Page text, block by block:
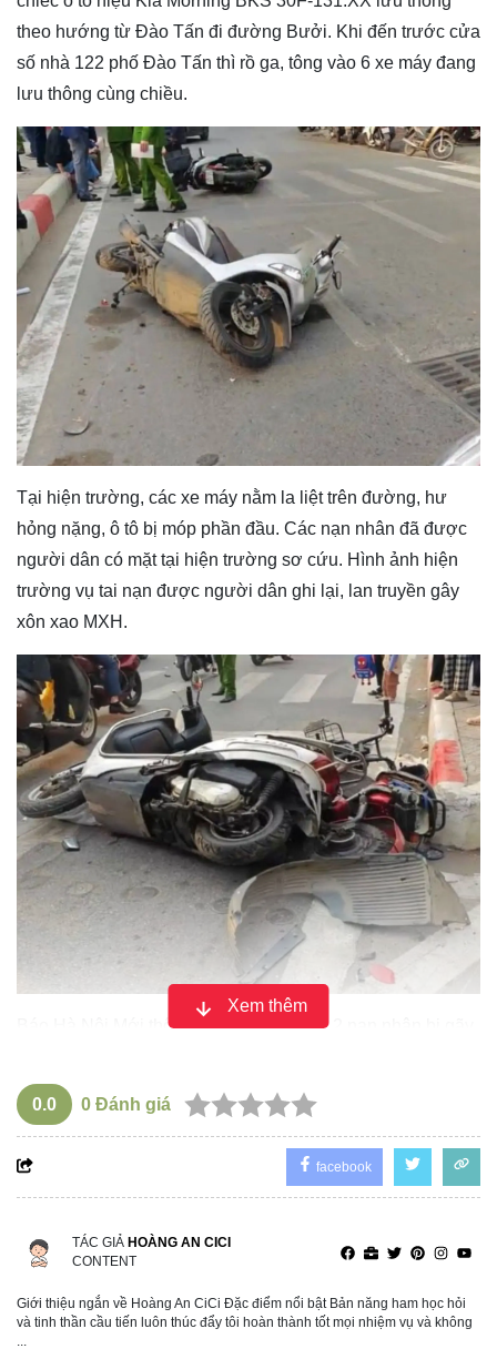
theo hướng từ Đào Tấn đi đường Bưởi. Khi đến trước cửa
số nhà 122 phố Đào Tấn thì rồ ga, tông vào 6 xe máy đang
lưu thông cùng chiều.
Tại hiện trường, các xe máy nằm la liệt trên đường, hư
hỏng nặng, ô tô bị móp phần đầu. Các nạn nhân đã được
người dân có mặt tại hiện trường sơ cứu. Hình ảnh hiện
trường vụ tai nạn được người dân ghi lại, lan truyền gây
xôn xao MXH.
Báo Hà Nội Mới thông tin, vụ việc khiến 2 nạn nhân bị gãy
còn lại bị xây xát nhẹ.
Xem thêm
0.0 0 Đánh giá
facebook
TÁC GIẢ HOÀNG AN CICI
CONTENT
Giới thiệu ngắn về Hoàng An CiCi Đặc điểm nổi bật Bản năng ham học hỏi
và tinh thần cầu tiến luôn thúc đẩy tôi hoàn thành tốt mọi nhiệm vụ và không
...